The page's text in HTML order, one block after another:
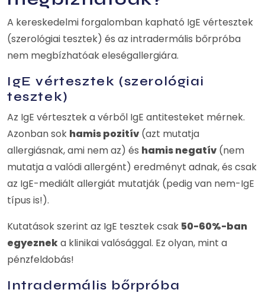
A kereskedelmi forgalomban kapható IgE vértesztek
(szerológiai tesztek) és az intradermális bőrpróba
nem megbízhatóak eleségallergiára.
IgE vértesztek (szerológiai
tesztek)
Az IgE vértesztek a vérből IgE antitesteket mérnek.
Azonban sok hamis pozitív (azt mutatja
allergiásnak, ami nem az) és hamis negatív (nem
mutatja a valódi allergént) eredményt adnak, és csak
az IgE-mediált allergiát mutatják (pedig van nem-IgE
típus is!).
Kutatások szerint az IgE tesztek csak 50-60%-ban
egyezneka klinikai valósággal. Ez olyan, mint a
pénzfeldobás!
Intradermális bőrpróba